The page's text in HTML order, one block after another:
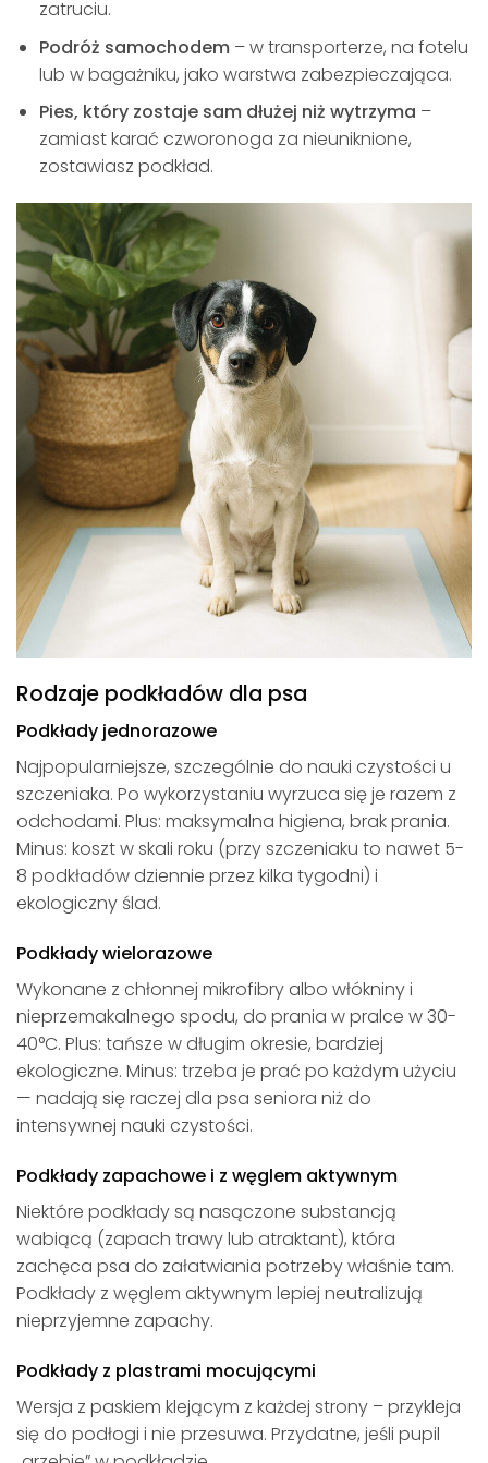
zatruciu.
Podróż samochodem– w transporterze, na fotelu
lub w bagażniku, jako warstwa zabezpieczająca.
Pies, który zostaje sam dłużej niż wytrzyma –
zamiast karać czworonoga za nieuniknione,
zostawiasz podkład.
Rodzaje podkładów dla psa
Podkłady jednorazowe
Najpopularniejsze, szczególnie do nauki czystości u
szczeniaka. Po wykorzystaniu wyrzuca się je razem z
odchodami. Plus: maksymalna higiena, brak prania.
Minus: koszt w skali roku (przy szczeniaku to nawet 5-
8 podkładów dziennie przez kilka tygodni) i
ekologiczny ślad.
Podkłady wielorazowe
Wykonane z chłonnej mikrofibry albo włókniny i
nieprzemakalnego spodu, do prania w pralce w 30-
40°C. Plus: tańsze w długim okresie, bardziej
ekologiczne. Minus: trzeba je prać po każdym użyciu
— nadają się raczej dla psa seniora niż do
intensywnej nauki czystości.
Podkłady zapachowe i z węglem aktywnym
Niektóre podkłady są nasączone substancją
wabiącą (zapach trawy lub atraktant), która
zachęca psa do załatwiania potrzeby właśnie tam.
Podkłady z węglem aktywnym lepiej neutralizują
nieprzyjemne zapachy.
Podkłady z plastrami mocującymi
Wersja z paskiem klejącym z każdej strony – przykleja
się do podłogi i nie przesuwa. Przydatne, jeśli pupil